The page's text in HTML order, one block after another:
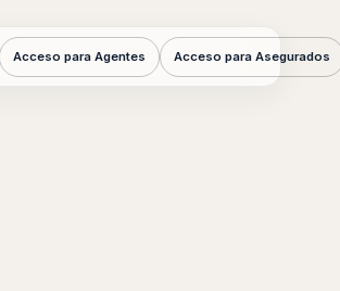
Acceso para Agentes Acceso para Asegurados